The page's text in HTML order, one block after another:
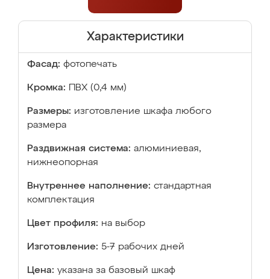
Характеристики
Фасад: фотопечать
Кромка: ПВХ (0,4 мм)
Размеры: изготовление шкафа любого
размера
Раздвижная система: алюминиевая,
нижнеопорная
Внутреннее наполнение: стандартная
комплектация
Цвет профиля: на выбор
Изготовление: 5-7 рабочих дней
Цена: указана за базовый шкаф